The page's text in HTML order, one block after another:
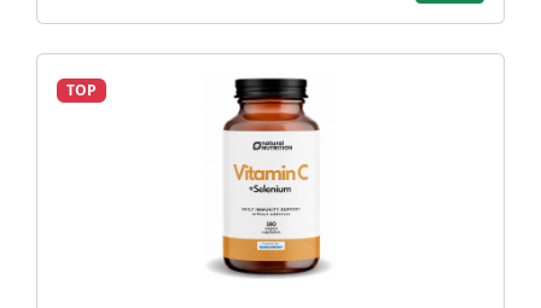
TOP